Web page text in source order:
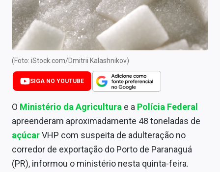
Carteiras Recomendadas
Central de Dividendos
Central de Fundos Imobiliários
Central dos IPOs
Renda Fixa
Finanças Pessoais
Mercados
Economia
(Foto: iStock.com/Dmitrii Kalashnikov)
SIGA NO YOUTUBE
O Ministério da Agricultura e a Polícia Federal
apreenderam aproximadamente 48 toneladas de
açúcarVHP com suspeita de adulteração no
corredor de exportação do Porto de Paranaguá
(PR), informou o ministério nesta quinta-feira.